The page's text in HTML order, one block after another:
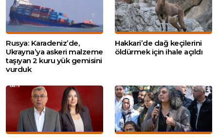
Rusya: Karadeniz’de,
Ukrayna’ya askeri malzeme
taşıyan 2 kuru yük gemisini
vurduk
Hakkari’de dağ keçilerini
öldürmek için ihale açıldı